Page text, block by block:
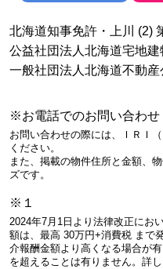
北海道知事免許・上川 (2)
公益社団法人北海道宅地
一般社団法人北海道不動
※お電話でのお問い合わせ
お問い合わせの際には、ＩＲＩ
ください。
また、掲載の物件住所と金額、
ズです。
※１
2024年7月1日より法律改正にお
額は、最高 30万円+消費税 まで
介報酬金額より高くなる場合が
を超えることは有りません。詳